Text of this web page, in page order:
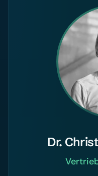
Dr.